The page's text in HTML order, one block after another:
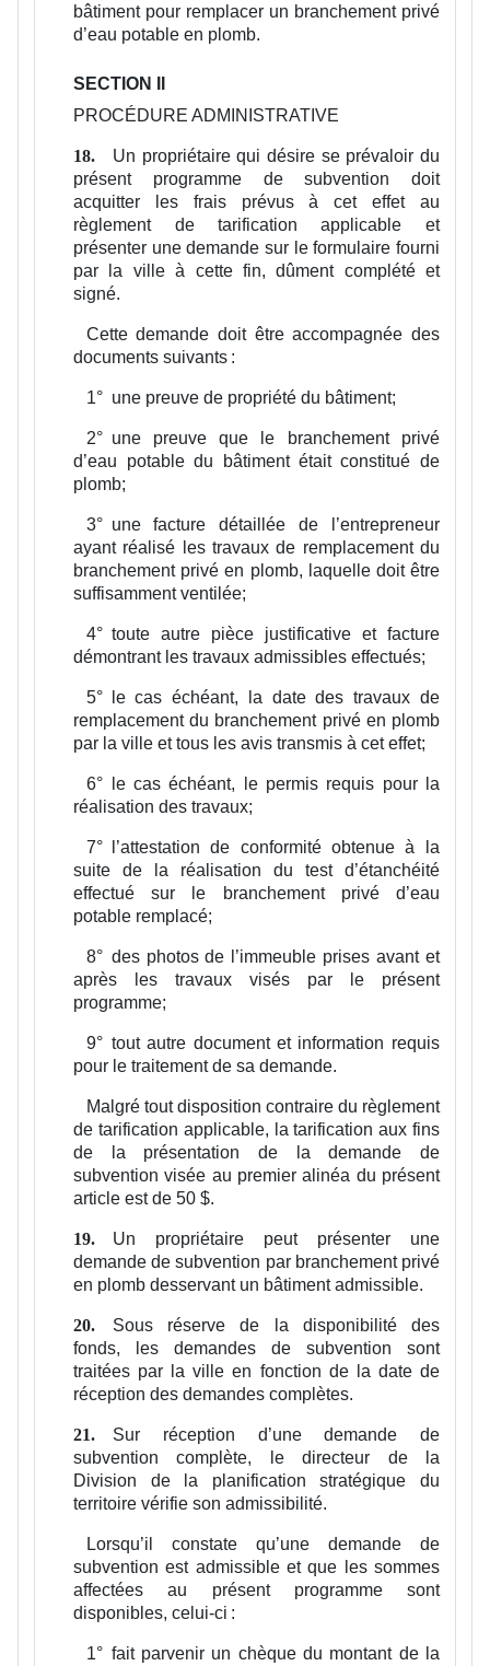
bâtiment pour remplacer un branchement privé
d’eau potable en plomb.
SECTION II
PROCÉDURE ADMINISTRATIVE
18.
Un propriétaire qui désire se prévaloir du
présent programme de subvention doit
acquitter les frais prévus à cet effet au
règlement de tarification applicable et
présenter une demande sur le formulaire fourni
par la ville à cette fin, dûment complété et
signé.
Cette demande doit être accompagnée des
documents suivants :
1° une preuve de propriété du bâtiment;
2° une preuve que le branchement privé
d’eau potable du bâtiment était constitué de
plomb;
3° une facture détaillée de l’entrepreneur
ayant réalisé les travaux de remplacement du
branchement privé en plomb, laquelle doit être
suffisamment ventilée;
4° toute autre pièce justificative et facture
démontrant les travaux admissibles effectués;
5°
le cas échéant, la date des travaux de
remplacement du branchement privé en plomb
par la ville et tous les avis transmis à cet effet;
6°
le cas échéant, le permis requis pour la
réalisation des travaux;
7°
l’attestation de conformité obtenue à la
suite de la réalisation du test d’étanchéité
effectué sur le branchement privé d’eau
potable remplacé;
8° des photos de l’immeuble prises avant et
après les travaux visés par le présent
programme;
9° tout autre document et information requis
pour le traitement de sa demande.
Malgré tout disposition contraire du règlement
de tarification applicable, la tarification aux fins
de la présentation de la demande de
subvention visée au premier alinéa du présent
article est de 50 $.
19.
Un propriétaire peut présenter une
demande de subvention par branchement privé
en plomb desservant un bâtiment admissible.
20.
Sous réserve de la disponibilité des
fonds, les demandes de subvention sont
traitées par la ville en fonction de la date de
réception des demandes complètes.
21.
Sur réception d’une demande de
subvention complète, le directeur de la
Division de la planification stratégique du
territoire vérifie son admissibilité.
Lorsqu’il constate qu’une demande de
subvention est admissible et que les sommes
affectées au présent programme sont
disponibles, celui-ci :
1° fait parvenir un chèque du montant de la